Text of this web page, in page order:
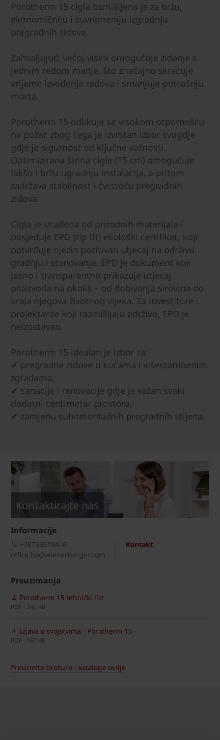
Porotherm 15 cigla osmišljena je za bržu,
ekonomičniju i suvremeniju izgradnju
pregradnih zidova.
Zahvaljujući većoj visini omogućuje zidanje s
jednim redom manje, što značajno skraćuje
vrijeme izvođenja radova i smanjuje potrošnju
morta.
Porotherm 15 odlikuje se visokom otpornošću
na požar, zbog čega je izvrstan izbor svugdje
gdje je sigurnost od ključne važnosti.
Optimizirana širina cigle (15 cm) omogućuje
lakšu i bržu ugradnju instalacija, a pritom
zadržava stabilnost i čvrstoću pregradnih
zidova.
Cigla je izrađena od prirodnih materijala i
posjeduje EPD (tip III) ekološki certifikat, koji
potvrđuje njezin pozitivan utjecaj na održivu
gradnju i stanovanje. EPD je dokument koji
jasno i transparentno prikazuje utjecaj
proizvoda na okoliš – od dobivanja sirovina do
kraja njegova životnog vijeka. Za investitore i
projektante koji razmišljaju održivo, EPD je
neizostavan.
Porotherm 15 idealan je izbor za:
✔ pregradne zidove u kućama i višestambenim
zgradama,
✔ sanacije i renovacije gdje je važan svaki
dodatni centimetar prostora,
✔ zamjenu suhomontažnih pregradnih stijena.
Kontaktirajte nas
Informacije
Kontakt
+38733618416
office.ba@wienerberger.com
Preuzimanja
Porotherm 15 tehnički list
PDF - 346 KB
Izjava o svojstvima - Porotherm 15
PDF - 160 KB
Preuzmite brošure i kataloge ovdje